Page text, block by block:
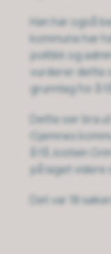
Han har også
kommune har
politikk og
vurderer dette
grunnlag for å
Dette ser bra
Gjemnes
å få Jostein
på laget videre
Det var 18